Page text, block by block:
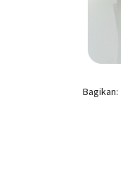
Bagikan: